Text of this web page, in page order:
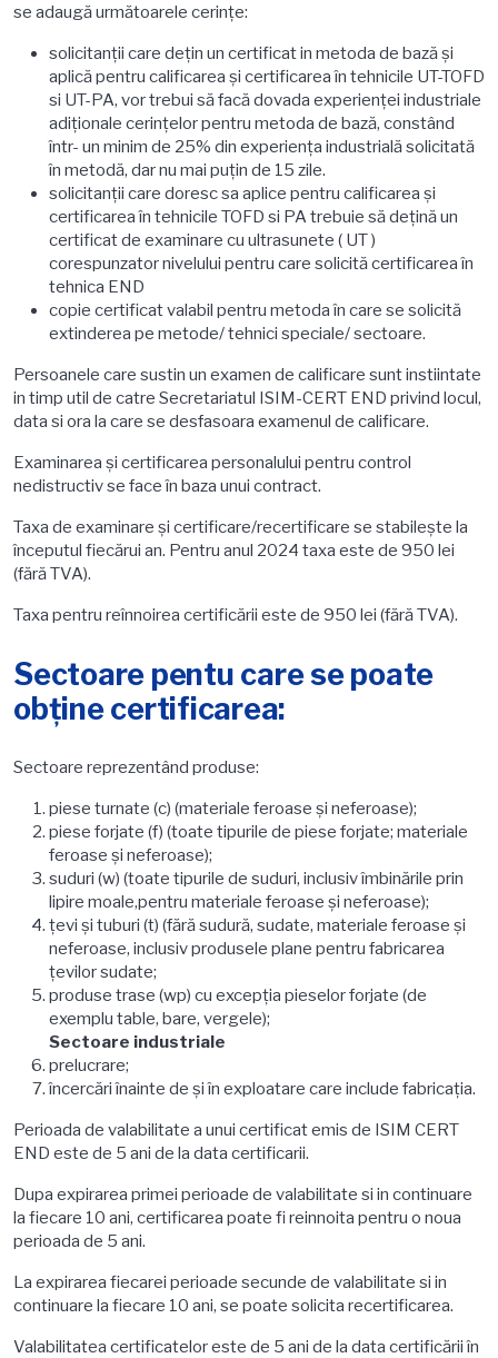
se adaugă următoarele cerințe:
solicitanții care dețin un certificat in metoda de bază și
aplică pentru calificarea și certificarea în tehnicile UT-TOFD
si UT-PA, vor trebui să facă dovada experienței industriale
adiționale cerințelor pentru metoda de bază, constând
într- un minim de 25% din experiența industrială solicitată
în metodă, dar nu mai puţin de 15 zile.
solicitanții care doresc sa aplice pentru calificarea și
certificarea în tehnicile TOFD si PA trebuie să dețină un
certificat de examinare cu ultrasunete ( UT )
corespunzator nivelului pentru care solicită certificarea în
tehnica END
copie certificat valabil pentru metoda în care se solicită
extinderea pe metode/ tehnici speciale/ sectoare.
Persoanele care sustin un examen de calificare sunt instiintate
in timp util de catre Secretariatul ISIM-CERT END privind locul,
data si ora la care se desfasoara examenul de calificare.
Examinarea şi certificarea personalului pentru control
nedistructiv se face în baza unui contract.
Taxa de examinare şi certificare/recertificare se stabileşte la
începutul fiecărui an. Pentru anul 2024 taxa este de 950 lei
(fără TVA).
Taxa pentru reînnoirea certificării este de 950 lei (fără TVA).
Sectoare pentu care se poate
obține certificarea:
Sectoare reprezentând produse:
piese turnate (c) (materiale feroase şi neferoase);
piese forjate (f) (toate tipurile de piese forjate; materiale
feroase şi neferoase);
suduri (w) (toate tipurile de suduri, inclusiv îmbinările prin
lipire moale,pentru materiale feroase şi neferoase);
ţevi şi tuburi (t) (fără sudură, sudate, materiale feroase şi
neferoase, inclusiv produsele plane pentru fabricarea
ţevilor sudate;
produse trase (wp) cu excepţia pieselor forjate (de
exemplu table, bare, vergele);
Sectoare industriale
prelucrare;
încercări înainte de şi în exploatare care include fabricaţia.
Perioada de valabilitate a unui certificat emis de ISIM CERT
END este de 5 ani de la data certificarii.
Dupa expirarea primei perioade de valabilitate si in continuare
la fiecare 10 ani, certificarea poate fi reinnoita pentru o noua
perioada de 5 ani.
La expirarea fiecarei perioade secunde de valabilitate si in
continuare la fiecare 10 ani, se poate solicita recertificarea.
Valabilitatea certificatelor este de 5 ani de la data certificării în